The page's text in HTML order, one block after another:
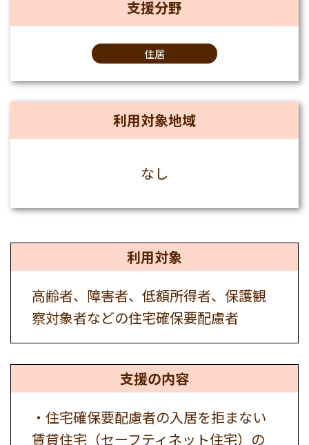
支援分野
住居
利用対象地域
なし
利用対象
高齢者、障害者、低額所得者、保護観
察対象者などの住宅確保要配慮者
支援の内容
・住宅確保要配慮者の入居を拒まない
賃貸住宅（セーフティネット住宅）の